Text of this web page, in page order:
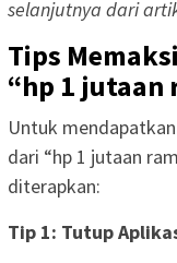
selanjutnya dari
Tips
“hp 1 jutaan
Untuk
dari “hp 1 jutaan
diterapkan:
Tip 1: Tutup